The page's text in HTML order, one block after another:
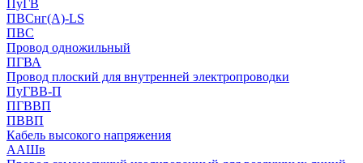
ПуГВ
ПВСнг(А)-LS
ПВС
Провод одножильный
ПГВА
Провод плоский для внутренней электропроводки
ПуГВВ-П
ПГВВП
ПВВП
Кабель высокого напряжения
ААШв